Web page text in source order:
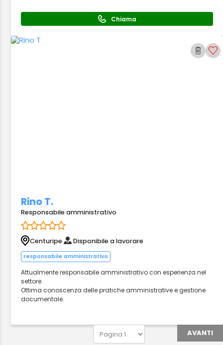
Chiama
Rino T.
Responsabile amministrativo
Centuripe Disponibile a lavorare
responsabile amministrativo
Attualmente responsabile amministrativo con esperienza nel
settore.
Ottima conoscenza delle pratiche amministrative e gestione
documentale.
AVANTI